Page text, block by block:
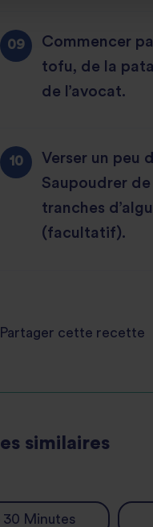
Commencer
tofu, de la
de l’avocat.
Verser un peu
Saupoudrer
tranches
(facultatif).
Partager cette recette
similaires
30 Minutes